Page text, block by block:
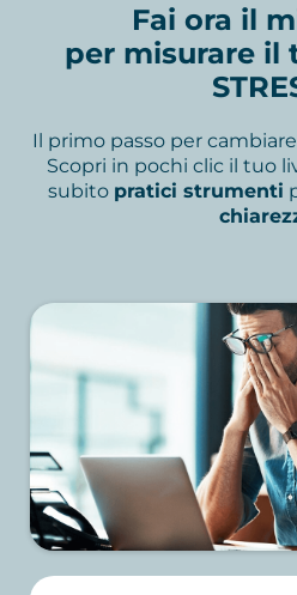
Fai ora il
per misurare il
Il primo passo per
Scopri in pochi clic il tuo
subito pratici strumenti